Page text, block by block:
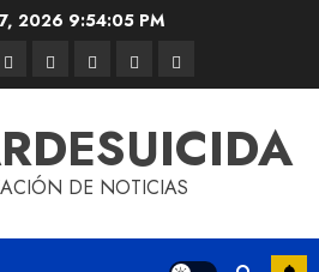
2026 9:54:05 PM
DE NOTICIAS